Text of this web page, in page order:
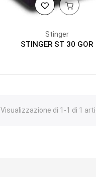
Stinger
STINGER ST 30 GOR
Visualizzazione di 1-1 di 1